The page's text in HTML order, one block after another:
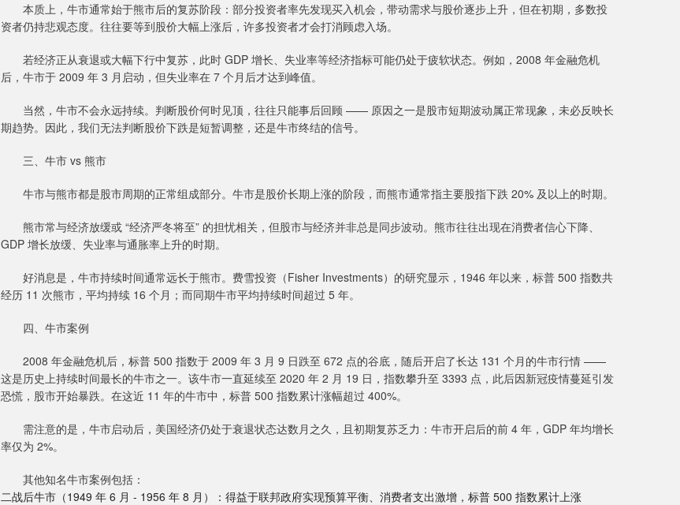
本质上，牛市通常始于熊市后的复苏阶段：部分投资者率先发现买入机会，带动需求与股价逐步上升，但在初期，多数投
资者仍持悲观态度。往往要等到股价大幅上涨后，许多投资者才会打消顾虑入场。
若经济正从衰退或大幅下行中复苏，此时 GDP 增长、失业率等经济指标可能仍处于疲软状态。例如，2008 年金融危机
后，牛市于 2009 年 3 月启动，但失业率在 7 个月后才达到峰值。
当然，牛市不会永远持续。判断股价何时见顶，往往只能事后回顾 —— 原因之一是股市短期波动属正常现象，未必反映长
期趋势。因此，我们无法判断股价下跌是短暂调整，还是牛市终结的信号。
三、牛市 vs 熊市
牛市与熊市都是股市周期的正常组成部分。牛市是股价长期上涨的阶段，而熊市通常指主要股指下跌 20% 及以上的时期。
熊市常与经济放缓或 “经济严冬将至” 的担忧相关，但股市与经济并非总是同步波动。熊市往往出现在消费者信心下降、
GDP 增长放缓、失业率与通胀率上升的时期。
好消息是，牛市持续时间通常远长于熊市。费雪投资（Fisher Investments）的研究显示，1946 年以来，标普 500 指数共
经历 11 次熊市，平均持续 16 个月；而同期牛市平均持续时间超过 5 年。
四、牛市案例
2008 年金融危机后，标普 500 指数于 2009 年 3 月 9 日跌至 672 点的谷底，随后开启了长达 131 个月的牛市行情 ——
这是历史上持续时间最长的牛市之一。该牛市一直延续至 2020 年 2 月 19 日，指数攀升至 3393 点，此后因新冠疫情蔓延引发
恐慌，股市开始暴跌。在这近 11 年的牛市中，标普 500 指数累计涨幅超过 400%。
需注意的是，牛市启动后，美国经济仍处于衰退状态达数月之久，且初期复苏乏力：牛市开启后的前 4 年，GDP 年均增长
率仅为 2%。
其他知名牛市案例包括：
二战后牛市（1949 年 6 月 - 1956 年 8 月）：得益于联邦政府实现预算平衡、消费者支出激增，标普 500 指数累计上涨